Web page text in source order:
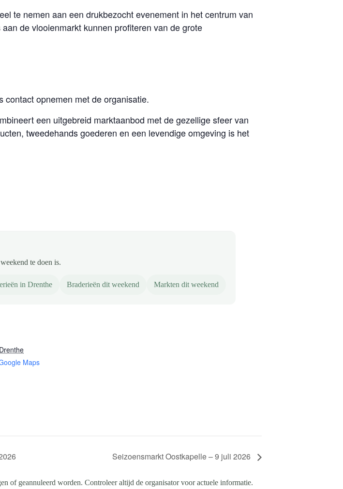
te nemen aan een drukbezocht evenement in het centrum van
de vlooienmarkt kunnen profiteren van de grote
contact opnemen met de organisatie.
een uitgebreid marktaanbod met de gezellige sfeer van
tweedehands goederen en een levendige omgeving is het
te doen is.
in Drenthe Braderieën dit weekend Markten dit weekend
Drenthe
Maps
Seizoensmarkt Oostkapelle – 9 juli 2026
of geannuleerd worden. Controleer altijd de organisator voor actuele informatie.